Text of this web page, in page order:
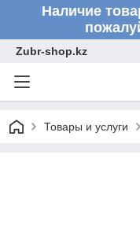
Наличие
Zubr-shop.kz
Товары и услуги